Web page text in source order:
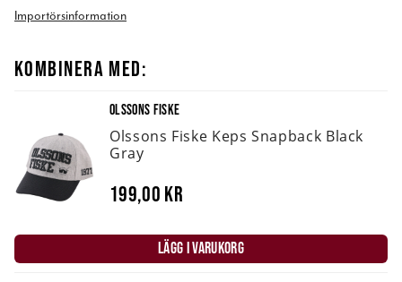
Importörsinformation
KOMBINERA MED:
OLSSONS FISKE
Olssons Fiske Keps Snapback Black
Gray
199,00 kr
LÄGG I VARUKORG